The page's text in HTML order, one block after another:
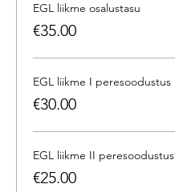
EGL liikme osalustasu
€35.00
EGL liikme I peresoodustus
€30.00
EGL liikme II peresoodustus
€25.00